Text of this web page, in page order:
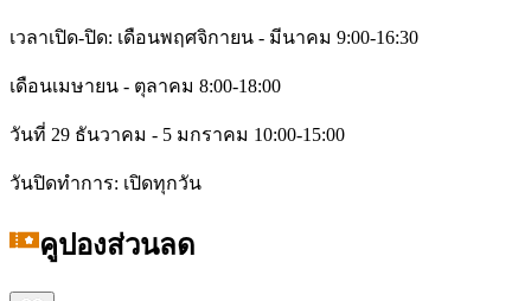
เวลาเปิด-ปิด: เดือนพฤศจิกายน - มีนาคม 9:00-16:30
เดือนเมษายน - ตุลาคม 8:00-18:00
วันที่ 29 ธันวาคม - 5 มกราคม 10:00-15:00
วันปิดทำการ: เปิดทุกวัน
คูปองส่วนลด